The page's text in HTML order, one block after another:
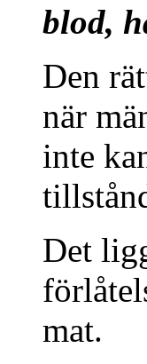
blod,
Den
när
inte
Det
mat.